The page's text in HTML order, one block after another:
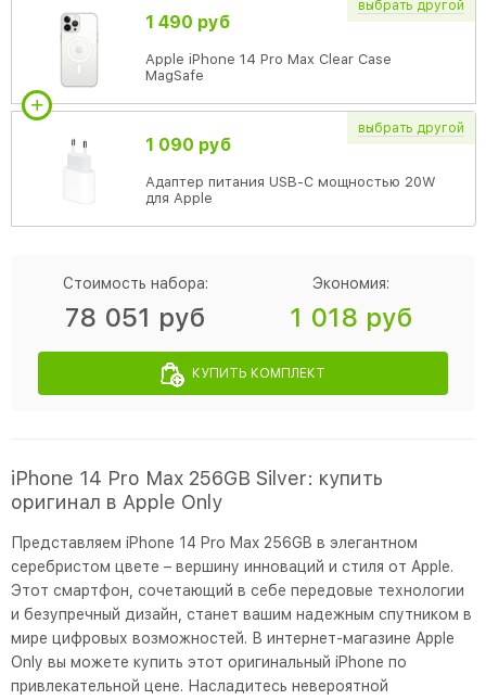
выбрать другой
1 490 руб
Apple iPhone 14 Pro Max Clear Case
MagSafe
выбрать другой
1 090 руб
Адаптер питания USB-C мощностью 20W
для Apple
Стоимость набора:
78 051 руб
Экономия:
1 018 руб
КУПИТЬ КОМПЛЕКТ
iPhone 14 Pro Max 256GB Silver: купить
оригинал в Apple Only
Представляем iPhone 14 Pro Max 256GB в элегантном
серебристом цвете – вершину инноваций и стиля от Apple.
Этот смартфон, сочетающий в себе передовые технологии
и безупречный дизайн, станет вашим надежным спутником в
мире цифровых возможностей. В интернет-магазине Apple
Only вы можете купить этот оригинальный iPhone по
привлекательной цене. Насладитесь невероятной